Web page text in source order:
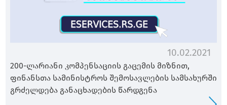
10.02.2021
200-ლარიანი კომპენსაციის გაცემის მიზნით,
ფინანსთა სამინისტროს შემოსავლების სამსახურში
გრძელდება განაცხადების წარდგენა